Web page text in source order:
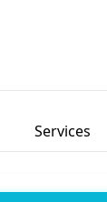
Services